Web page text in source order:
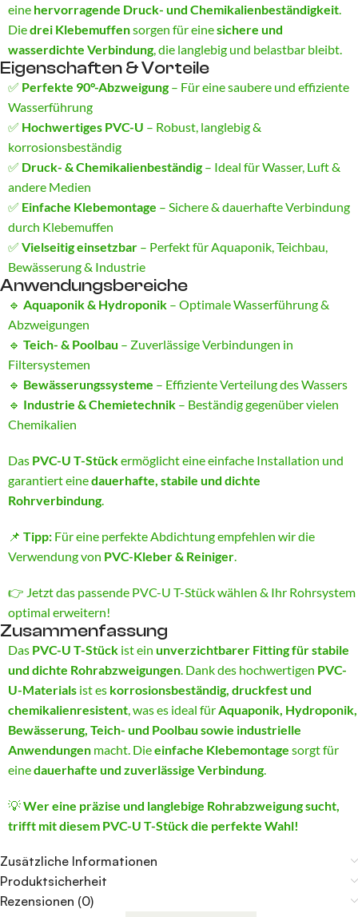
eine hervorragende Druck- und Chemikalienbeständigkeit.
Diedrei Klebemuffensorgen für einesichere und
wasserdichte Verbindung, die langlebig und belastbar bleibt.
Eigenschaften & Vorteile
✅ Perfekte 90°-Abzweigung– Für eine saubere und effiziente
Wasserführung
✅ Hochwertiges PVC-U – Robust, langlebig &
korrosionsbeständig
✅ Druck- & Chemikalienbeständig– Ideal für Wasser, Luft &
andere Medien
✅ Einfache Klebemontage – Sichere & dauerhafte Verbindung
durch Klebemuffen
✅ Vielseitig einsetzbar – Perfekt für Aquaponik, Teichbau,
Bewässerung & Industrie
Anwendungsbereiche
🔹 Aquaponik & Hydroponik – Optimale Wasserführung &
Abzweigungen
🔹 Teich- & Poolbau – Zuverlässige Verbindungen in
Filtersystemen
🔹 Bewässerungssysteme – Effiziente Verteilung des Wassers
🔹 Industrie & Chemietechnik – Beständig gegenüber vielen
Chemikalien
Das PVC-U T-Stückermöglicht eine einfache Installation und
garantiert einedauerhafte, stabile und dichte
Rohrverbindung.
📌 Tipp: Für eine perfekte Abdichtung empfehlen wir die
Verwendung von PVC-Kleber & Reiniger.
👉 Jetzt das passende PVC-U T-Stück wählen & Ihr Rohrsystem
optimal erweitern!
Zusammenfassung
Das PVC-U T-Stück ist ein unverzichtbarer Fitting für stabile
und dichte Rohrabzweigungen. Dank des hochwertigen PVC-
U-Materials ist es korrosionsbeständig, druckfest und
chemikalienresistent, was es ideal fürAquaponik, Hydroponik,
Bewässerung, Teich- und Poolbau sowie industrielle
Anwendungen macht. Dieeinfache Klebemontage sorgt für
einedauerhafte und zuverlässige Verbindung.
💡Wer eine präzise und langlebige Rohrabzweigung sucht,
trifft mit diesem PVC-U T-Stück die perfekte Wahl!
Zusätzliche Informationen
Produktsicherheit
Rezensionen (0)